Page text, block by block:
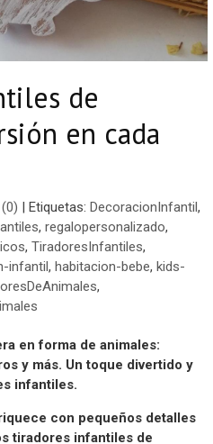
de
en cada
| Etiquetas: DecoracionInfantil,
, regalopersonalizado,
, TiradoresInfantiles,
infantil, habitacion-bebe, kids-
,
en forma de animales:
y más. Un toque divertido y
infantiles.
con pequeños detalles
tiradores infantiles de